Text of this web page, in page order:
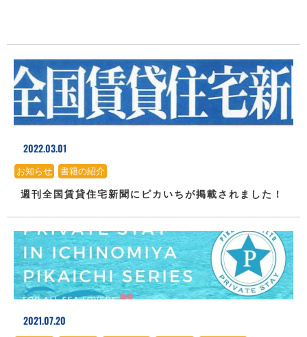
2022.03.01
お知らせ、 書籍の紹介
週刊全国賃貸住宅新聞にピカいちが掲載されました！
2021.07.20